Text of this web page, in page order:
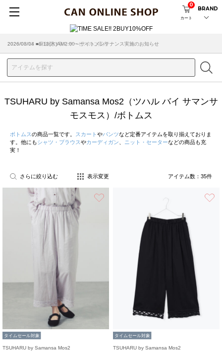
カート
0
BRAND
2026/08/04 ■8/13(木)AM2:00～サイトメンテナンス実施のお知らせ
TSUHARU by Samansa Mos2（ツハル バイ サマンサ
モスモス）/ボトムス
ボトムスの商品一覧です。 スカート やパンツなど定番アイテムを取り揃えておりま
す。他にもシャツ・ブラウスやカーディガン ニット・セーターなどの商品も充
実！
さらに絞り込む 表示変更 アイテム数： 35件
タイムセール対象
TSUHARU by Samansa Mos2
タイムセール対象
TSUHARU by Samansa Mos2